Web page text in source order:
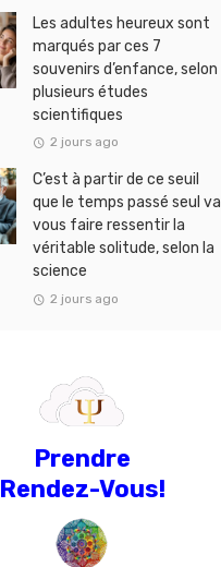
Les adultes heureux sont
marqués par ces 7
souvenirs d’enfance, selon
plusieurs études
scientifiques
2 jours ago
C’est à partir de ce seuil
que le temps passé seul va
vous faire ressentir la
véritable solitude, selon la
science
2 jours ago
Prendre
Rendez-Vous!